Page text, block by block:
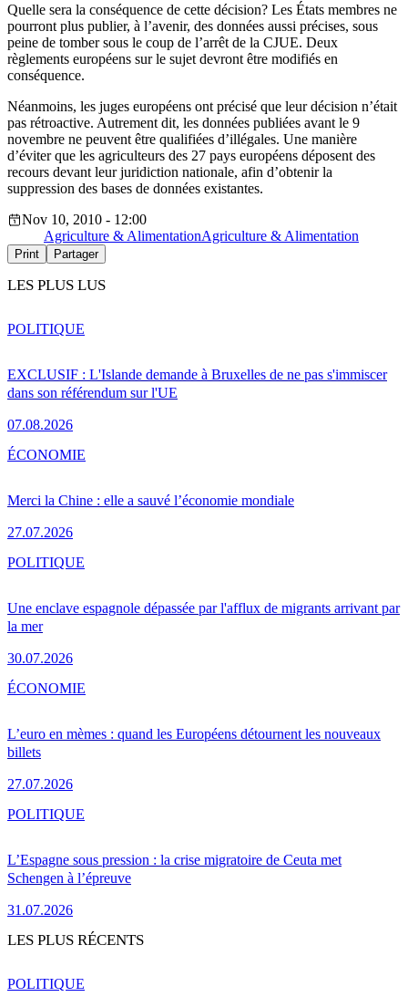
Quelle sera la conséquence de cette décision? Les États membres ne
pourront plus publier, à l’avenir, des données aussi précises, sous
peine de tomber sous le coup de l’arrêt de la CJUE. Deux
règlements européens sur le sujet devront être modifiés en
conséquence.
Néanmoins, les juges européens ont précisé que leur décision n’était
pas rétroactive. Autrement dit, les données publiées avant le 9
novembre ne peuvent être qualifiées d’illégales. Une manière
d’éviter que les agriculteurs des 27 pays européens déposent des
recours devant leur juridiction nationale, afin d’obtenir la
suppression des bases de données existantes.
Nov 10, 2010 - 12:00
Agriculture & AlimentationAgriculture & Alimentation
Print Partager
LES PLUS LUS
EXCLUSIF : L'Islande demande à Bruxelles de ne pas s'immiscer
dans son référendum sur l'UE
07.08.2026
POLITIQUE
Merci la Chine : elle a sauvé l’économie mondiale
27.07.2026
ÉCONOMIE
Une enclave espagnole dépassée par l'afflux de migrants arrivant par
la mer
30.07.2026
POLITIQUE
L’euro en mèmes : quand les Européens détournent les nouveaux
billets
27.07.2026
ÉCONOMIE
L’Espagne sous pression : la crise migratoire de Ceuta met
Schengen à l’épreuve
31.07.2026
POLITIQUE
LES PLUS RÉCENTS
POLITIQUE